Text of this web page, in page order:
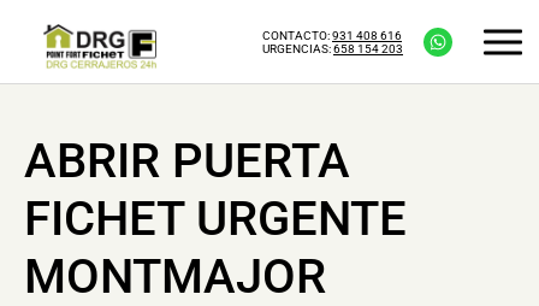
CONTACTO:931 408 616
URGENCIAS:658 154 203
ABRIR PUERTA
FICHET URGENTE
MONTMAJOR